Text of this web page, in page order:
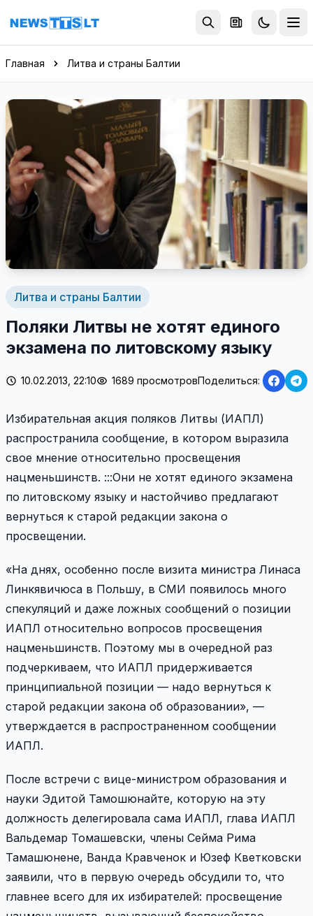
Перейти к содержимому
Главная Литва и страны Балтии
Литва и страны Балтии
Поляки Литвы не хотят единого
экзамена по литовскому языку
10.02.2013, 22:10 1689 просмотровПоделиться:
Избирательная акция поляков Литвы (ИАПЛ)
распространила сообщение, в котором выразила
свое мнение относительно просвещения
нацменьшинств. :::Oни не хотят единого экзамена
по литовскому языку и настойчиво предлагают
вернуться к старой редакции закона о
просвещении.
«На днях, особенно после визита министра Линаса
Линкявичюса в Польшу, в СМИ появилось много
спекуляций и даже ложных сообщений о позиции
ИАПЛ относительно вопросов просвещения
нацменьшинств. Поэтому мы в очередной раз
подчеркиваем, что ИАПЛ придерживается
принципиальной позиции — надо вернуться к
старой редакции закона об образовании», —
утверждается в распространенном сообщении
ИАПЛ.
После встречи с вице-министром образования и
науки Эдитой Тамошюнайте, которую на эту
должность делегировала сама ИАПЛ, глава ИАПЛ
Вальдемар Томашевски, члены Сейма Рима
Тамашюнене, Ванда Кравченок и Юзеф Кветковски
заявили, что в первую очередь обсудили то, что
главнее всего для их избирателей: просвещение